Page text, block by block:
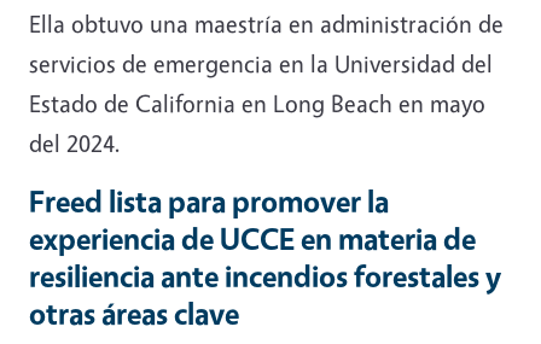
Ella obtuvo una maestría en administración de
servicios de emergencia en la Universidad del
Estado de California en Long Beach en mayo
del 2024.
Freed lista para promover la
experiencia de UCCE en materia de
resiliencia ante incendios forestales y
otras áreas clave